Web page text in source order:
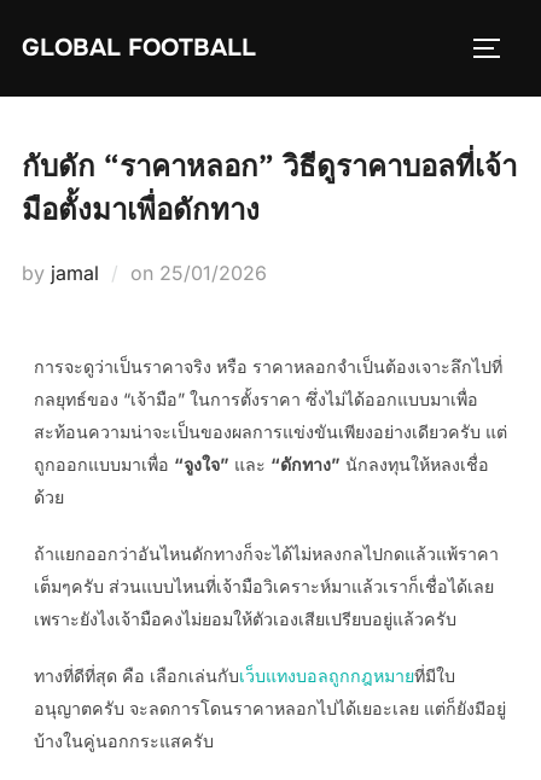
GLOBAL FOOTBALL
กับดัก “ราคาหลอก” วิธีดูราคาบอลที่เจ้า
มือตั้งมาเพื่อดักทาง
by jamal on 25/01/2026
การจะดูว่าเป็นราคาจริง หรือ ราคาหลอกจำเป็นต้องเจาะลึกไปที่
กลยุทธ์ของ “เจ้ามือ” ในการตั้งราคา ซึ่งไม่ได้ออกแบบมาเพื่อ
สะท้อนความน่าจะเป็นของผลการแข่งขันเพียงอย่างเดียวครับ แต่
ถูกออกแบบมาเพื่อ “จูงใจ” และ “ดักทาง” นักลงทุนให้หลงเชื่อ
ด้วย
ถ้าแยกออกว่าอันไหนดักทางก็จะได้ไม่หลงกลไปกดแล้วแพ้ราคา
เต็มๆครับ ส่วนแบบไหนที่เจ้ามือวิเคราะห์มาแล้วเราก็เชื่อได้เลย
เพราะยังไงเจ้ามือคงไม่ยอมให้ตัวเองเสียเปรียบอยู่แล้วครับ
ทางที่ดีที่สุด คือ เลือกเล่นกับเว็บแทงบอลถูกกฎหมายที่มีใบ
อนุญาตครับ จะลดการโดนราคาหลอกไปได้เยอะเลย แต่ก็ยังมีอยู่
บ้างในคู่นอกกระแสครับ